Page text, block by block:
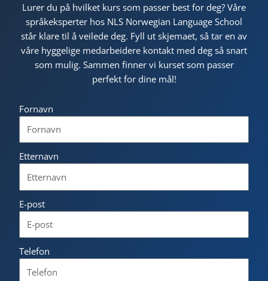
Lurer du på hvilket kurs som passer best for deg? Våre
språkeksperter hos NLS Norwegian Language School
står klare til å veilede deg. Fyll ut skjemaet, så tar en av
våre hyggelige medarbeidere kontakt med deg så snart
som mulig. Sammen finner vi kurset som passer
perfekt for dine mål!
Fornavn
Etternavn
E-post
Telefon